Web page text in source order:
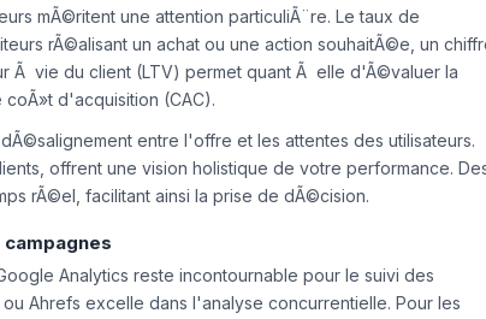
mÃ©ritent une attention particuliÃ¨re. Le taux de
rÃ©alisant un achat ou une action souhaitÃ©e, un chiffre
Ã vie du client (LTV) permet quant Ã elle d'Ã©valuer la
d'acquisition (CAC).
entre l'offre et les attentes des utilisateurs.
offrent une vision holistique de votre performance. Des
Analytics reste incontournable pour le suivi des